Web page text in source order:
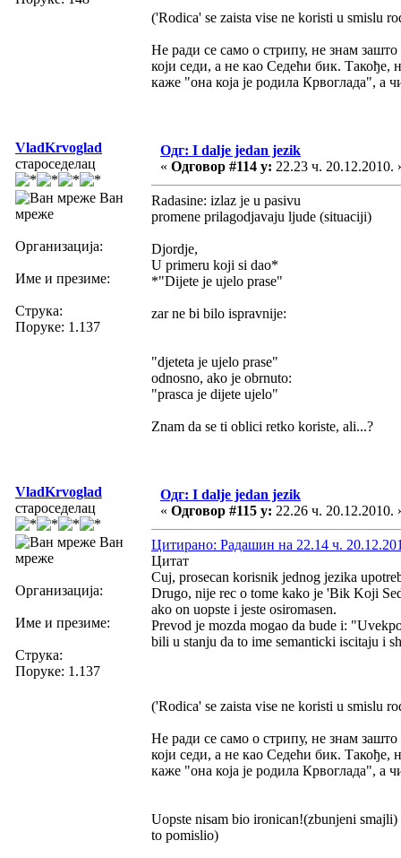
('Rodica' se zaista vise ne koristi u smislu
Не ради се само о стрипу, не знам
који седи, а не као Седећи бик. Такође,
каже "она која је родила Крвоглада", а
VladKrvoglad
староседелац
Ван
мреже
Организација:
Име и презиме:
Струка:
Поруке: 1.137
Одг: I dalje jedan jezik
« Одговор #114 у: 22.23 ч. 20.12.2010.
Radasine: izlaz je u pasivu
promene prilagodjavaju ljude (situaciji)
Djordje,
U primeru koji si dao*
*"Dijete je ujelo prase"
zar ne bi bilo ispravnije:
"djeteta je ujelo prase"
odnosno, ako je obrnuto:
"prasca je dijete ujelo"
Znam da se ti oblici retko koriste, ali...?
VladKrvoglad
староседелац
Ван
мреже
Организација:
Име и презиме:
Струка:
Поруке: 1.137
Одг: I dalje jedan jezik
« Одговор #115 у: 22.26 ч. 20.12.2010.
Цитирано: Радашин на 22.14 ч.
Цитат
Cuj, prosecan korisnik jednog jezika
Drugo, nije rec o tome kako je 'Bik Koji
ako on uopste i jeste osiromasen.
Prevod je mozda mogao da bude i:
bili u stanju da to ime semanticki iscitaju i
('Rodica' se zaista vise ne koristi u smislu
Не ради се само о стрипу, не знам
који седи, а не као Седећи бик. Такође,
каже "она која је родила Крвоглада", а
Uopste nisam bio ironican!(zbunjeni
to pomislio)